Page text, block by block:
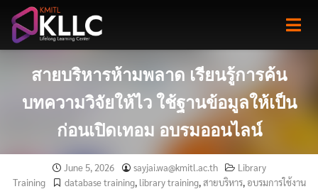
content
สายบริหารห้ามพลาด เรียนรู้การค้น
บทความวิจัยให้ไว ใช้ฐานข้อมูลให้เป็น
ก่อนเปิดเทอม อบรมออนไลน์
June 5, 2026 sayjai.wa@kmitl.ac.th
Library
Training
database training, library training,สายบริหาร,อบรมการใช้งาน